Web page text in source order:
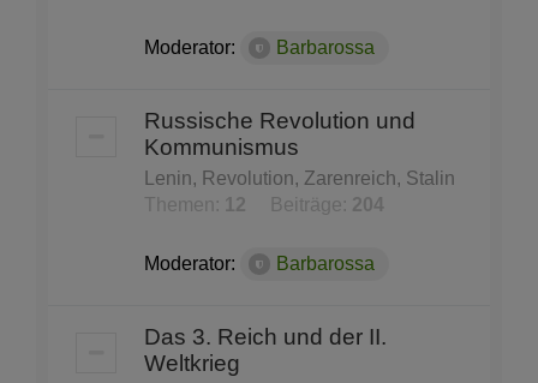
Moderator: Barbarossa
Russische Revolution und
Kommunismus
Lenin, Revolution, Zarenreich, Stalin
Themen:
12 Beiträge: 204
Moderator: Barbarossa
Das 3. Reich und der II.
Weltkrieg